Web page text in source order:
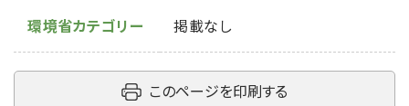
環境省カテゴリー 掲載なし
このページを印刷する